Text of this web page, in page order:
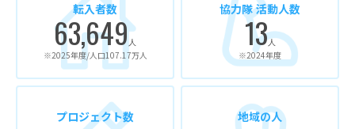
転入者数
63,649人
※2025年度/人口107.17万人
協力隊 活動人数
13人
※2024年度
プロジェクト数 地域の人